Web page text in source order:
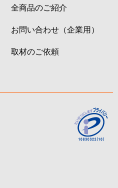
全商品のご紹介
お問い合わせ（企業用）
取材のご依頼